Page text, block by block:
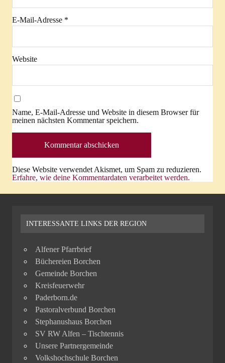
E-Mail-Adresse *
Website
Name, E-Mail-Adresse und Website in diesem Browser für
meinen nächsten Kommentar speichern.
Diese Website verwendet Akismet, um Spam zu reduzieren.
Erfahre, wie deine Kommentardaten verarbeitet werden.
INTERESSANTE LINKS DER REGION
Alfener Pfarrbrief
Büchereien Borchen
Gemeinde Borchen
Kreisfeuerwehr
Paderborn.de
Pastoralverbund Borchen
Stephanushaus Borchen
SV RW Alfen – Tischtennis
Unsere Partnergemeinde
Volkshochschule Borchen